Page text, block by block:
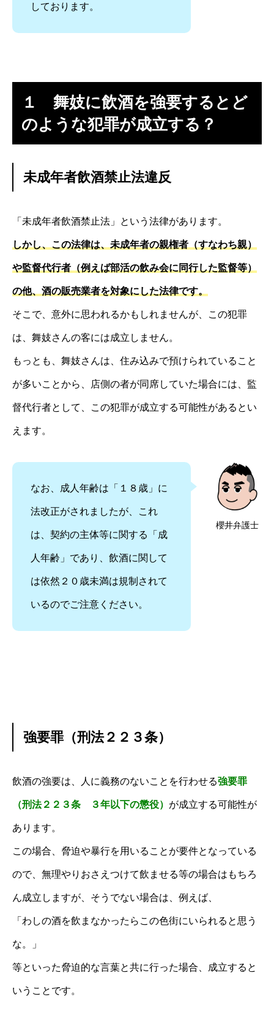
しております。
１ 舞妓に飲酒を強要するとど
のような犯罪が成立する？
未成年者飲酒禁止法違反
「未成年者飲酒禁止法」という法律があります。
しかし、この法律は、未成年者の親権者（すなわち親）
や監督代行者（例えば部活の飲み会に同行した監督等）
の他、酒の販売業者を対象にした法律です。
そこで、意外に思われるかもしれませんが、この犯罪
は、舞妓さんの客には成立しません。
もっとも、舞妓さんは、住み込みで預けられていること
が多いことから、店側の者が同席していた場合には、監
督代行者として、この犯罪が成立する可能性があるとい
えます。
櫻井弁護士
なお、成人年齢は「１８歳」に
法改正がされましたが、これ
は、契約の主体等に関する「成
人年齢」であり、飲酒に関して
は依然２０歳未満は規制されて
いるのでご注意ください。
強要罪（刑法２２３条）
飲酒の強要は、人に義務のないことを行わせる強要罪
（刑法２２３条 ３年以下の懲役） が成立する可能性が
あります。
この場合、脅迫や暴行を用いることが要件となっている
ので、無理やりおさえつけて飲ませる等の場合はもちろ
ん成立しますが、そうでない場合は、例えば、
「わしの酒を飲まなかったらこの色街にいられると思う
な。」
等といった脅迫的な言葉と共に行った場合、成立すると
いうことです。